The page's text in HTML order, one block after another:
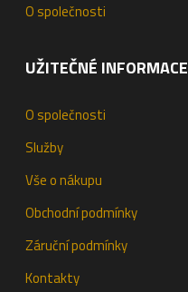
O společnosti
UŽITEČNÉ INFORMACE
O společnosti
Služby
Vše o nákupu
Obchodní podmínky
Záruční podmínky
Kontakty